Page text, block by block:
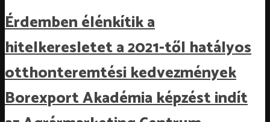
Érdemben élénkítik a
hitelkeresletet a 2021-től hatályos
otthonteremtési kedvezmények
Borexport Akadémia képzést indít